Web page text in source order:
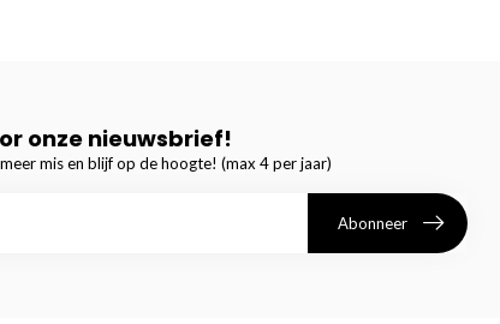
onze nieuwsbrief!
mis en blijf op de hoogte! (max 4 per jaar)
Abonneer